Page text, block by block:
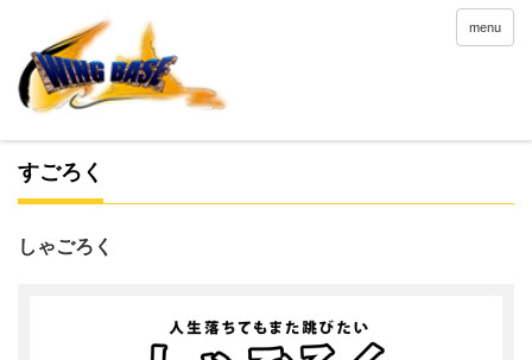
menu
すごろく
しゃごろく